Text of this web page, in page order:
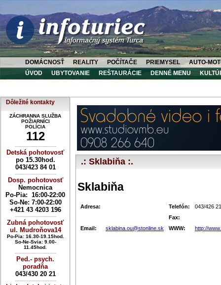
DOMÁCNOSŤ REALITY POČÍTAČE PRIEMYSEL
AUTO-
ÚVOD
UBYTOVANIE REŠTAURÁCIE DENNÉ MENU
Dôležité kontakty
ZÁCHRANNA SLUŽBA
POŽIARNÍCI
POLÍCIA
112
----------------------------
Detská pohotovosť
po 15.30hod.
043/423 84 01
----------------------------
Dosp. pohotovosť
Nemocnica
Po-Pia: 16:00-22:00
So-Ne: 7:00-22:00
+421 43 4203 196
----------------------------
Zubná pohotovosť
ul. Mudroňova14
Po-Pia: 16.30-19.15hod.
So-Ne-Svia: 9.00-
11.45hod.
----------------------------
Ped.- psych.
poradňa
043/430 20 21
----------------------------
.: Sklabiňa :.
Sklabiňa
Adresa: Telefón:
043/426
Fax:
Email:
sklabina.ou@stonline.sk WWW: http://